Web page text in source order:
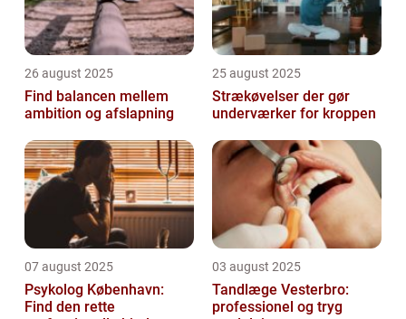
26 august 2025
Find balancen mellem
ambition og afslapning
25 august 2025
Strækøvelser der gør
underværker for kroppen
07 august 2025
Psykolog København:
Find den rette
03 august 2025
Tandlæge Vesterbro:
professionel og tryg